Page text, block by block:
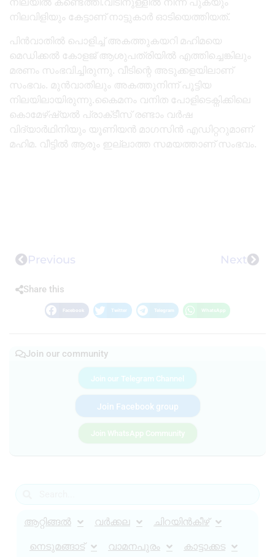
നിലവിളിയും കേട്ടാണ് നാട്ടുകാർ ഓടിയെത്തിയത്.
പിൻവാതില്‍ പൊളിച്ച്‌ അകത്തുകയറി മഹിമയെ
മെഡിക്കല്‍ കോളജ് ആശുപത്രിയില്‍ എത്തിച്ചെങ്കിലും
മരണം സംഭവിച്ചിരുന്നു. വീടിന്റെ അടുക്കളയിലാണ്
സംഭവം. മുൻവാതിലും അകത്തുനിന്ന് പൂട്ടിയ
നിലയിലായിരുന്നു.കൈമനം വനിത പോളിടെക്നിക്കിലെ
കൊമേഴ്ഷ്യല്‍ പ്രാക്‌ടീസ് രണ്ടാം വർഷ
വിദ്യാർഥിനിയും യൂണിയൻ മാഗസിൻ എഡിറ്ററുമാണ്
മഹിമ. വീട്ടില്‍ ആരും ഇല്ലാത്ത സമയത്താണ് സംഭവം.
Previous Next
Share this
Facebook Twitter Telegram WhatsApp
Join our community
Join our Telegram Channel
Join Facebook group
Join WhatsApp Community
ആറ്റിങ്ങൽ വർക്കല ചിറയിൻകീഴ്
നെടുമങ്ങാട് വാമനപുരം കാട്ടാക്കട